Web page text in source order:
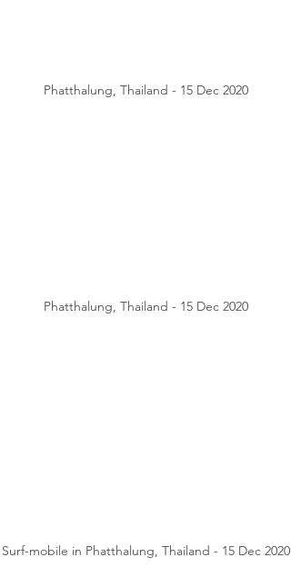
Phatthalung, Thailand - 15 Dec 2020
Phatthalung, Thailand - 15 Dec 2020
Surf-mobile in Phatthalung, Thailand - 15 Dec 2020